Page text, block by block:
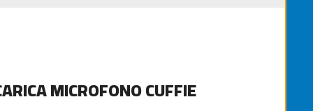
MICROFONO CUFFIE